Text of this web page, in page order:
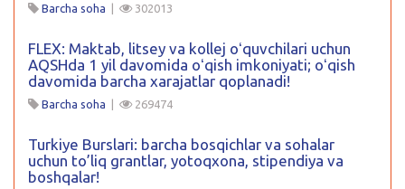
Barcha soha | 302013
FLEX: Maktab, litsey va kollej oʻquvchilari uchun
AQSHda 1 yil davomida oʻqish imkoniyati; oʻqish
davomida barcha xarajatlar qoplanadi!
Barcha soha | 269474
Turkiye Burslari: barcha bosqichlar va sohalar
uchun to’liq grantlar, yotoqxona, stipendiya va
boshqalar!